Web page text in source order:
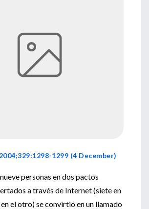
1299 (4 December)
personas en dos pactos
a través de Internet (siete en
en el otro) se convirtió en un llamado